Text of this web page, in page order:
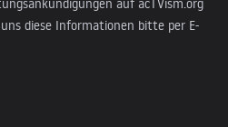
auf acTVism.org
diese Informationen bitte per E-